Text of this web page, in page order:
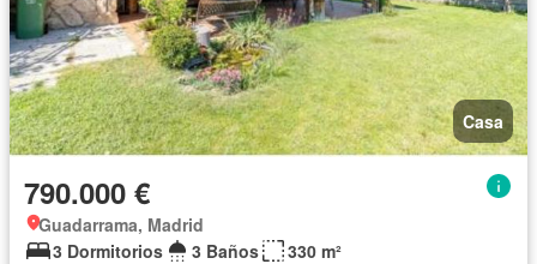
Casa
790.000 €
Guadarrama, Madrid
3 Dormitorios
3 Baños 330 m²